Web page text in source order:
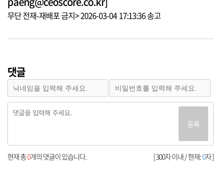
무단 전재-재배포 금지> 2026-03-04 17:13:36 송고
댓글
등록
[ 300자 이내 / 현재:0자 ]
현재 총0개의 댓글이 있습니다.